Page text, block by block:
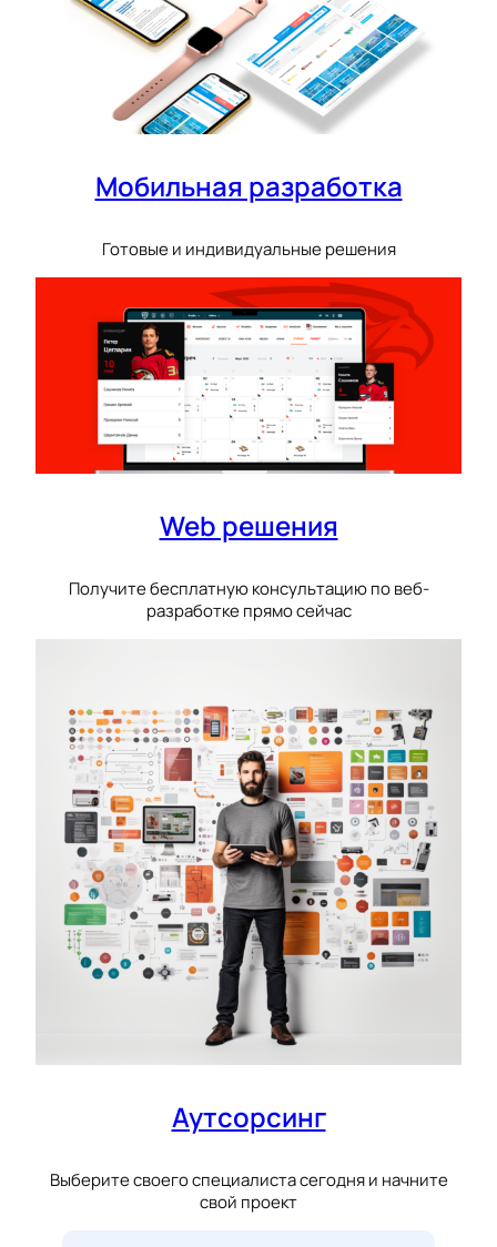
Мобильная разработка
Готовые и индивидуальные решения
Web решения
Получите бесплатную консультацию по веб-
разработке прямо сейчас
Аутсорсинг
Выберите своего специалиста сегодня и начните
свой проект